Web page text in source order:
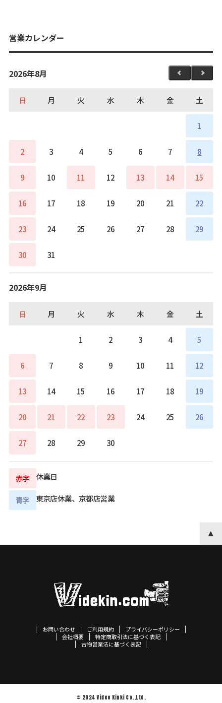
営業カレンダー
2026年8月
日 月 火 水 木 金 土
1
2 3 4 5 6 7 8
9 10 11 12 13 14 15
16 17 18 19 20 21 22
23 24 25 26 27 28 29
30 31
2026年9月
日 月 火 水 木 金 土
1 2 3 4 5
6 7 8 9 10 11 12
13 14 15 16 17 18 19
20 21 22 23 24 25 26
27 28 29 30
赤字 休業日
青字 東京店休業、京都店営業
お問い合わせ ご利用規約
プライバシーポリシー
会社概要
特定商取引法に基づく表記
古物営業法に基づく表記
© 2024 Video Kinki Co.,Ltd.